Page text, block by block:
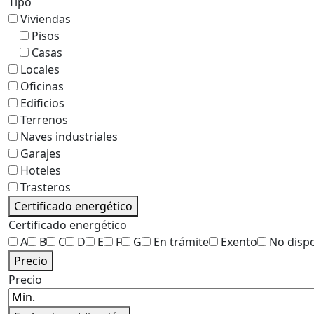
Viviendas
Pisos
Casas
Locales
Oficinas
Edificios
Terrenos
Naves industriales
Garajes
Hoteles
Trasteros
Certificado energético
Certificado energético
A
B C D E F G En trámite Exento
No
Precio
Precio